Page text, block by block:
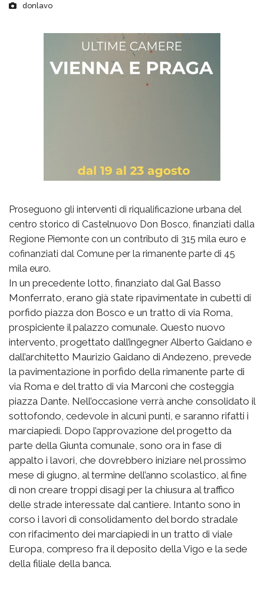
donlavo
Proseguono gli interventi di riqualificazione urbana del
centro storico di Castelnuovo Don Bosco, finanziati dalla
Regione Piemonte con un contributo di 315 mila euro e
cofinanziati dal Comune per la rimanente parte di 45
mila euro.
In un precedente lotto, finanziato dal Gal Basso
Monferrato, erano già state ripavimentate in cubetti di
porfido piazza don Bosco e un tratto di via Roma,
prospiciente il palazzo comunale. Questo nuovo
intervento, progettato dall’ingegner Alberto Gaidano e
dall’architetto Maurizio Gaidano di Andezeno, prevede
la pavimentazione in porfido della rimanente parte di
via Roma e del tratto di via Marconi che costeggia
piazza Dante. Nell’occasione verrà anche consolidato il
sottofondo, cedevole in alcuni punti, e saranno rifatti i
marciapiedi. Dopo l’approvazione del progetto da
parte della Giunta comunale, sono ora in fase di
appalto i lavori, che dovrebbero iniziare nel prossimo
mese di giugno, al termine dell’anno scolastico, al fine
di non creare troppi disagi per la chiusura al traffico
delle strade interessate dal cantiere. Intanto sono in
corso i lavori di consolidamento del bordo stradale
con rifacimento dei marciapiedi in un tratto di viale
Europa, compreso fra il deposito della Vigo e la sede
della filiale della banca.